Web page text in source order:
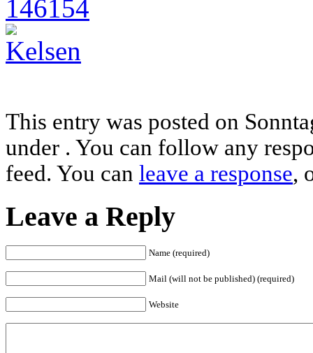
This entry was posted on
under . You can follow any
feed. You can leave a response,
Leave a Reply
Name (required)
Mail (will not be published) (required)
Website